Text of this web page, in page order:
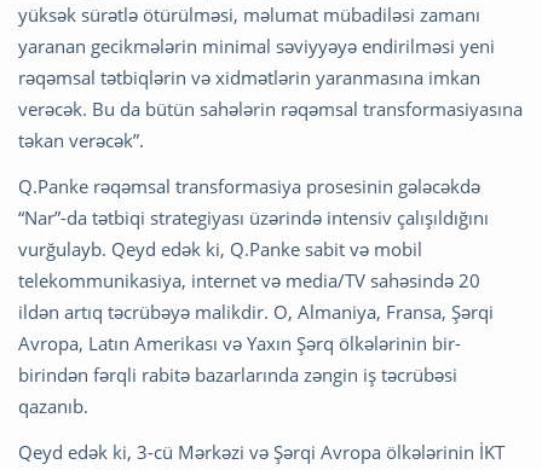
yüksək sürətlə ötürülməsi, məlumat mübadiləsi zamanı
yaranan gecikmələrin minimal səviyyəyə endirilməsi yeni
rəqəmsal tətbiqlərin və xidmətlərin yaranmasına imkan
verəcək. Bu da bütün sahələrin rəqəmsal transformasiyasına
təkan verəcək”.
Q.Panke rəqəmsal transformasiya prosesinin gələcəkdə
“Nar”-da tətbiqi strategiyası üzərində intensiv çalışıldığını
vurğulayb. Qeyd edək ki, Q.Panke sabit və mobil
telekommunikasiya, internet və media/TV sahəsində 20
ildən artıq təcrübəyə malikdir. O, Almaniya, Fransa, Şərqi
Avropa, Latın Amerikası və Yaxın Şərq ölkələrinin bir-
birindən fərqli rabitə bazarlarında zəngin iş təcrübəsi
qazanıb.
Qeyd edək ki, 3-cü Mərkəzi və Şərqi Avropa ölkələrinin İKT